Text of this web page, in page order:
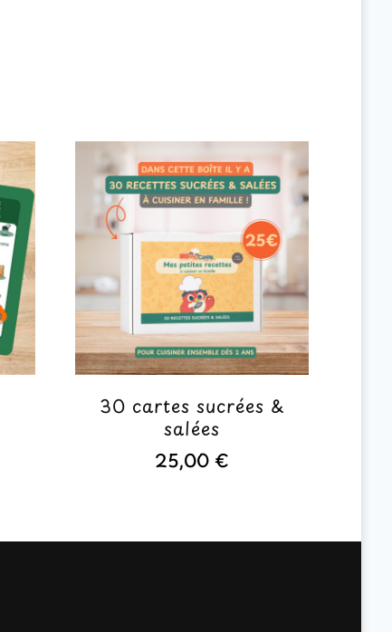
30 cartes sucrées &
salées
25,00€